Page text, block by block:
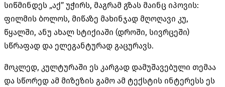
სიწმინდეს „აქ” უჭირს, მაგრამ გზას მაინც იპოვის:
ფილმის ბოლოს, მიწაზე მახინჯად მღოღავი კუ,
წყალში, ანუ ახალ სტიქიაში (დროში, სივრცეში)
სწრაფად და ელეგანტურად გაცურავს.
მოკლედ, კულტურაში ეს კარგად დამუშავებული თემაა
და სწორედ ამ მიზეზის გამო ამ ტექსტის ინტერესს ეს